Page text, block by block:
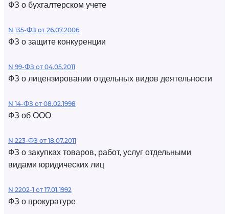
ФЗ о бухгалтерском учете
N 135-ФЗ от 26.07.2006
ФЗ о защите конкуренции
N 99-ФЗ от 04.05.2011
ФЗ о лицензировании отдельных видов деятельности
N 14-ФЗ от 08.02.1998
ФЗ об ООО
N 223-ФЗ от 18.07.2011
ФЗ о закупках товаров, работ, услуг отдельными
видами юридических лиц
N 2202-1 от 17.01.1992
ФЗ о прокуратуре